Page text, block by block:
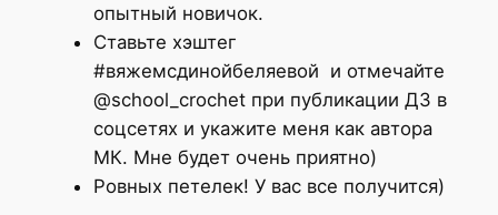
опытный новичок.
Ставьте хэштег
#вяжемсдинойбеляевой и отмечайте
@school_crochet при публикации ДЗ в
соцсетях и укажите меня как автора
МК. Мне будет очень приятно)
Ровных петелек! У вас все получится)